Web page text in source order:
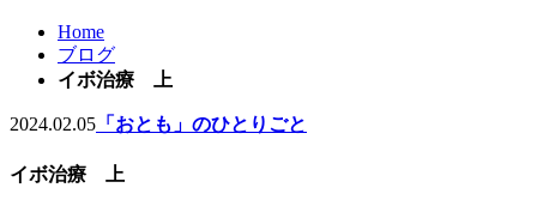
Home
ブログ
イボ治療 上
2024.02.05 「おとも」のひとりごと
イボ治療 上